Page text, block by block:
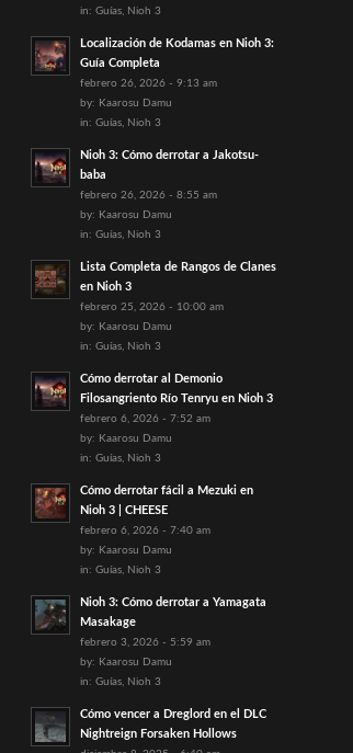
in: Guías, Nioh 3
Localización de Kodamas en Nioh 3:
Guía Completa
febrero 26, 2026 - 9:13 am
by: Kaarosu Damu
in: Guías, Nioh 3
Nioh 3: Cómo derrotar a Jakotsu-
baba
febrero 26, 2026 - 8:55 am
by: Kaarosu Damu
in: Guías, Nioh 3
Lista Completa de Rangos de Clanes
en Nioh 3
febrero 25, 2026 - 10:00 am
by: Kaarosu Damu
in: Guías, Nioh 3
Cómo derrotar al Demonio
Filosangriento Río Tenryu en Nioh 3
febrero 6, 2026 - 7:52 am
by: Kaarosu Damu
in: Guías, Nioh 3
Cómo derrotar fácil a Mezuki en
Nioh 3 | CHEESE
febrero 6, 2026 - 7:40 am
by: Kaarosu Damu
in: Guías, Nioh 3
Nioh 3: Cómo derrotar a Yamagata
Masakage
febrero 3, 2026 - 5:59 am
by: Kaarosu Damu
in: Guías, Nioh 3
Cómo vencer a Dreglord en el DLC
Nightreign Forsaken Hollows